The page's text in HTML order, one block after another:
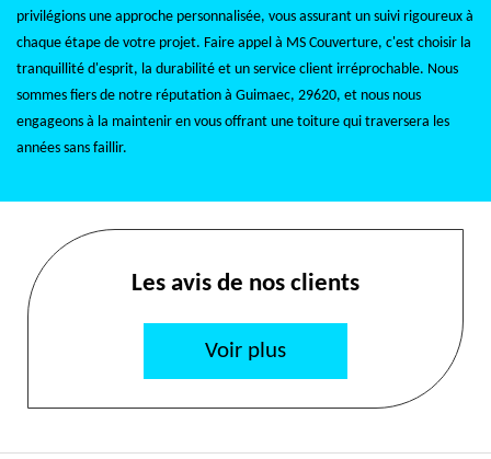
privilégions une approche personnalisée, vous assurant un suivi rigoureux à
chaque étape de votre projet. Faire appel à MS Couverture, c'est choisir la
tranquillité d'esprit, la durabilité et un service client irréprochable. Nous
sommes fiers de notre réputation à Guimaec, 29620, et nous nous
engageons à la maintenir en vous offrant une toiture qui traversera les
années sans faillir.
Les avis de nos clients
Voir plus